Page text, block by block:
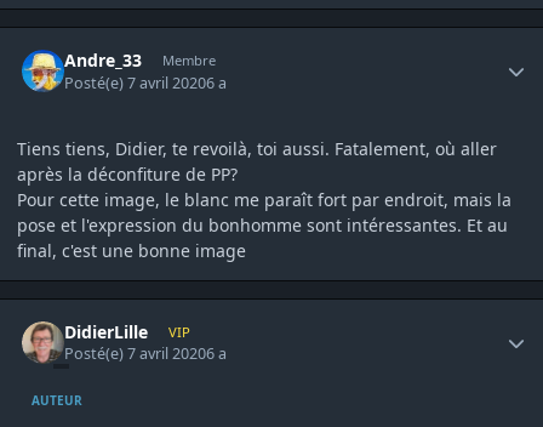
Andre_33 Membre
Posté(e)7 avril 20206 a
Tiens tiens, Didier, te revoilà, toi aussi. Fatalement, où aller
après la déconfiture de PP?
Pour cette image, le blanc me paraît fort par endroit, mais la
pose et l'expression du bonhomme sont intéressantes. Et au
final, c'est une bonne image
DidierLille VIP
Posté(e)7 avril 20206 a
AUTEUR